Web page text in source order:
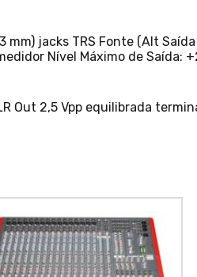
jacks TRS Fonte (Alt
Nível Máximo de
Out 2,5 Vpp equilibrada